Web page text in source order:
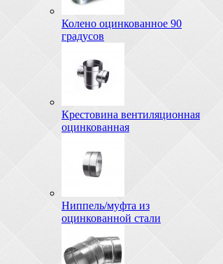
Колено оцинкованное 90
градусов
Крестовина вентиляционная
оцинкованная
Ниппель/муфта из
оцинкованной стали